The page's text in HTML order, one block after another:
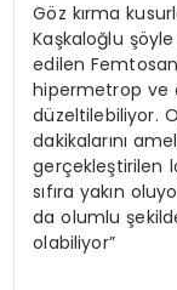
Göz kırma
Kaşkaloğlu
edilen
hipermetrop ve
düzeltilebiliyor.
dakikalarını
gerçekleştirilen
sıfıra yakın
da olumlu
olabiliyor”